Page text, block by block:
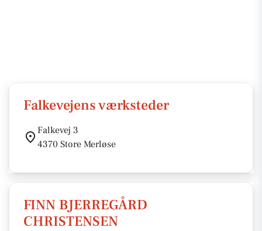
Falkevejens værksteder
Falkevej 3
4370 Store Merløse
FINN BJERREGÅRD
CHRISTENSEN